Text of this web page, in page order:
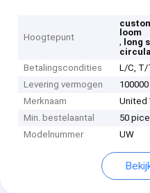
Hoogtepunt
loom
, long
Betalingscondities
L/C, T/
Levering vermogen
Merknaam
United
Min. bestelaantal
50
Modelnummer
UW